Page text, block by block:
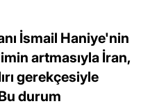
İsmail Haniye'nin
artmasıyla İran,
gerekçesiyle
durum